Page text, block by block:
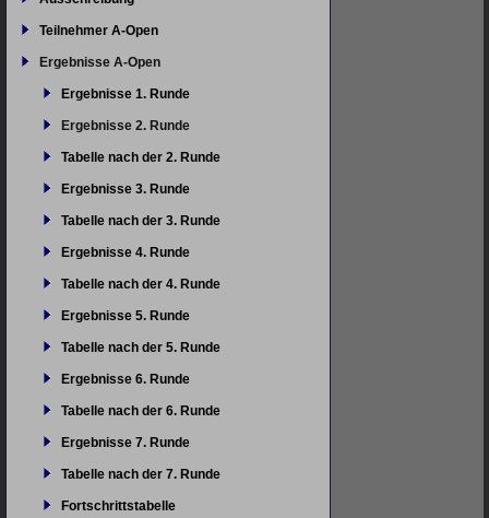
Teilnehmer A-Open
Ergebnisse A-Open
Ergebnisse 1. Runde
Ergebnisse 2. Runde
Tabelle nach der 2. Runde
Ergebnisse 3. Runde
Tabelle nach der 3. Runde
Ergebnisse 4. Runde
Tabelle nach der 4. Runde
Ergebnisse 5. Runde
Tabelle nach der 5. Runde
Ergebnisse 6. Runde
Tabelle nach der 6. Runde
Ergebnisse 7. Runde
Tabelle nach der 7. Runde
Fortschrittstabelle